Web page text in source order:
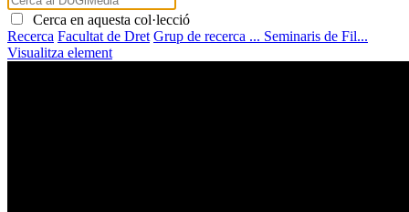
Cerca en aquesta col·lecció
Recerca Facultat de Dret Grup de recerca ... Seminaris de Fil...
Visualitza element